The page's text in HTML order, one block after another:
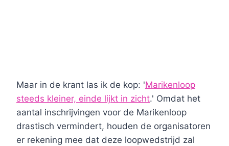
Maar in de krant las ik de kop: 'Marikenloop
steeds kleiner, einde lijkt in zicht.' Omdat het
aantal inschrijvingen voor de Marikenloop
drastisch vermindert, houden de organisatoren
er rekening mee dat deze loopwedstrijd zal